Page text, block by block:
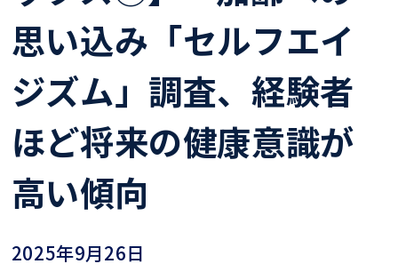
思い込み「セルフエイ
ジズム」調査、経験者
ほど将来の健康意識が
高い傾向
2025年9月26日